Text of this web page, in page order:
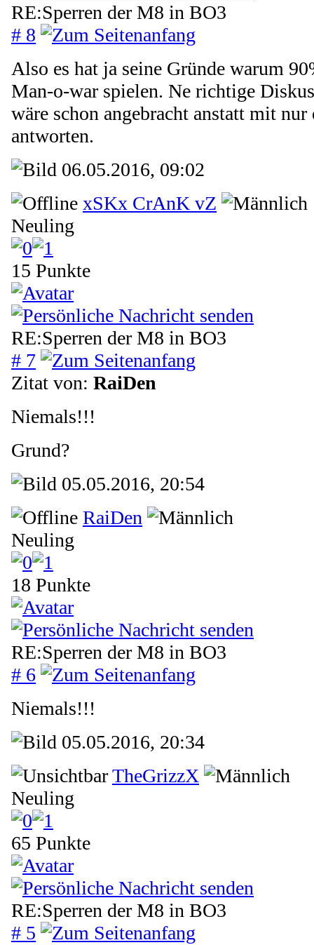
RE:Sperren der M8 in BO3
# 8
Also es hat ja seine Gründe warum
Man-o-war spielen. Ne richtige
wäre schon angebracht anstatt mit
antworten.
06.05.2016, 09:02
xSKx CrAnK vZ
Neuling
15 Punkte
RE:Sperren der M8 in BO3
# 7
Zitat von: RaiDen
Niemals!!!
Grund?
05.05.2016, 20:54
RaiDen
Neuling
18 Punkte
RE:Sperren der M8 in BO3
# 6
Niemals!!!
05.05.2016, 20:34
TheGrizzX
Neuling
65 Punkte
RE:Sperren der M8 in BO3
# 5